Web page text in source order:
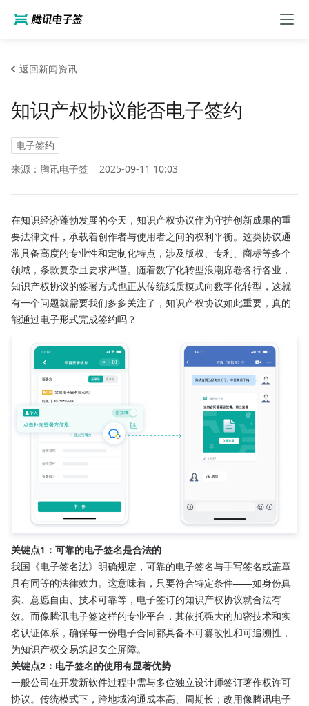
返回新闻资讯
知识产权协议能否电子签约
电子签约
来源：腾讯电子签
2025-09-11 10:03
在知识经济蓬勃发展的今天，知识产权协议作为守护创新成果的重
要法律文件，承载着创作者与使用者之间的权利平衡。这类协议通
常具备高度的专业性和定制化特点，涉及版权、专利、商标等多个
领域，条款复杂且要求严谨。随着数字化转型浪潮席卷各行各业，
知识产权协议的签署方式也正从传统纸质模式向数字化转型，这就
有一个问题就需要我们多多关注了，知识产权协议如此重要，真的
能通过电子形式完成签约吗？
关键点1：可靠的电子签名是合法的
我国《电子签名法》明确规定，可靠的电子签名与手写签名或盖章
具有同等的法律效力。这意味着，只要符合特定条件——如身份真
实、意愿自由、技术可靠等，电子签订的知识产权协议就合法有
效。而像腾讯电子签这样的专业平台，其依托强大的加密技术和实
名认证体系，确保每一份电子合同都具备不可篡改性和可追溯性，
为知识产权交易筑起安全屏障。
关键点2：电子签名的使用有显著优势
一般公司在开发新软件过程中需与多位独立设计师签订著作权许可
协议。传统模式下，跨地域沟通成本高、周期长；改用像腾讯电子